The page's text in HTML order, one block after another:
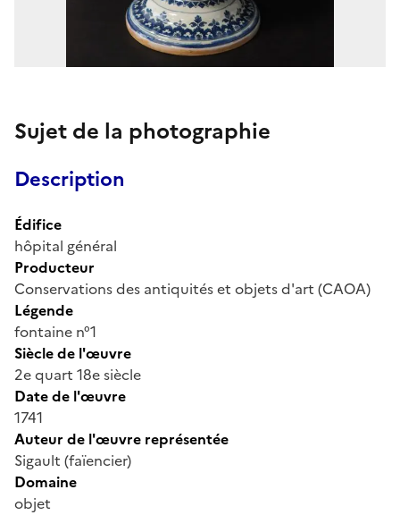
Sujet de la photographie
Description
Édifice
hôpital général
Producteur
Conservations des antiquités et objets d'art (CAOA)
Légende
fontaine n°1
Siècle de l'œuvre
2e quart 18e siècle
Date de l'œuvre
1741
Auteur de l'œuvre représentée
Sigault (faïencier)
Domaine
objet